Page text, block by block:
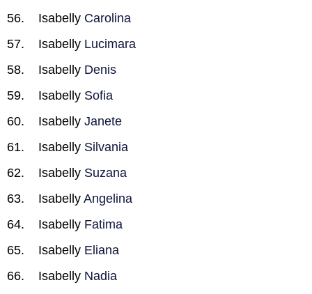
Isabelly Carolina
Isabelly Lucimara
Isabelly Denis
Isabelly Sofia
Isabelly Janete
Isabelly Silvania
Isabelly Suzana
Isabelly Angelina
Isabelly Fatima
Isabelly Eliana
Isabelly Nadia